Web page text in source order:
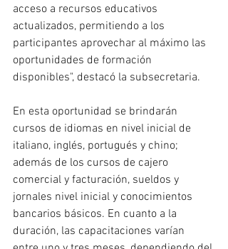
acceso a recursos educativos
actualizados, permitiendo a los
participantes aprovechar al máximo las
oportunidades de formación
disponibles", destacó la subsecretaria.
En esta oportunidad se brindarán
cursos de idiomas en nivel inicial de
italiano, inglés, portugués y chino;
además de los cursos de cajero
comercial y facturación, sueldos y
jornales nivel inicial y conocimientos
bancarios básicos. En cuanto a la
duración, las capacitaciones varían